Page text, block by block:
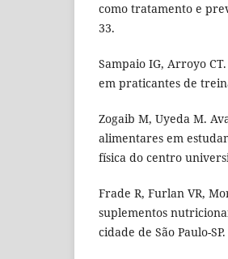
como tratamento e
33.
Sampaio IG, Arroyo
em praticantes de
Zogaib M, Uyeda M.
alimentares em
física do centro
Frade R, Furlan VR,
suplementos
cidade de São Paulo-